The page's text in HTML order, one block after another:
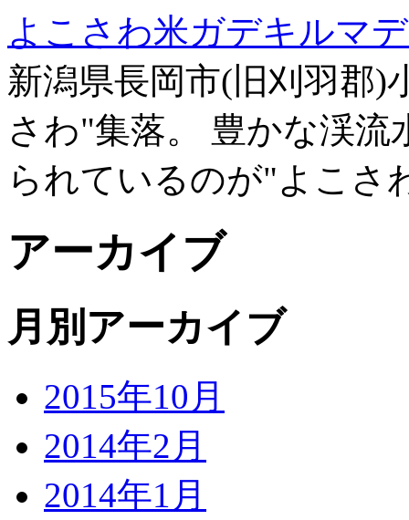
よこさわ米ガデキルマ
新潟県長岡市(旧刈羽郡
さわ"集落。 豊かな渓
られているのが"よこさ
アーカイブ
月別アーカイブ
2015年10月
2014年2月
2014年1月